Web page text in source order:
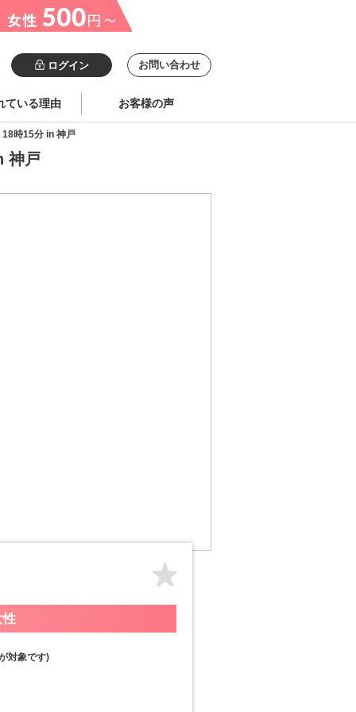
ログイン お問い合わせ
ている理由 お客様の声
18時15分 in 神戸
神戸
性
対象です)